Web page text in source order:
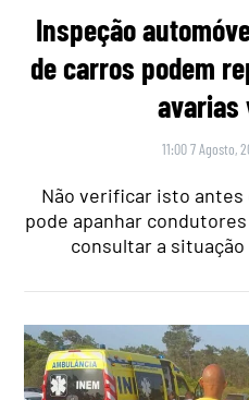
Inspeção
de carros podem
avarias
11:00 7 Agosto,
Não verificar isto antes
pode apanhar
consultar a